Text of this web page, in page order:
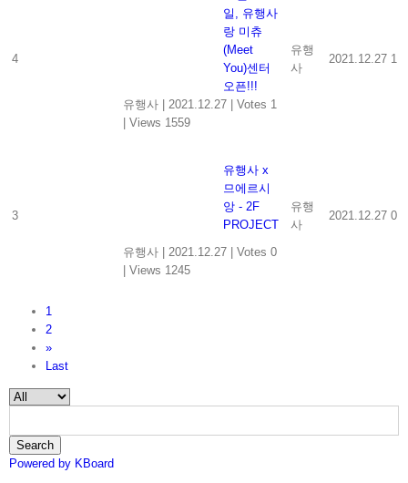
4
일, 유행사
랑 미츄
(Meet
You)센터
오픈!!!
유행사 | 2021.12.27 | Votes 1
| Views 1559
유행
사
2021.12.27 1
3
유행사 x
므에르시
앙 - 2F
PROJECT
유행사 | 2021.12.27 | Votes 0
| Views 1245
유행
사
2021.12.27 0
1
2
»
Last
Search
Powered by KBoard